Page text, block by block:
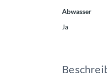
Abwasser
Ja